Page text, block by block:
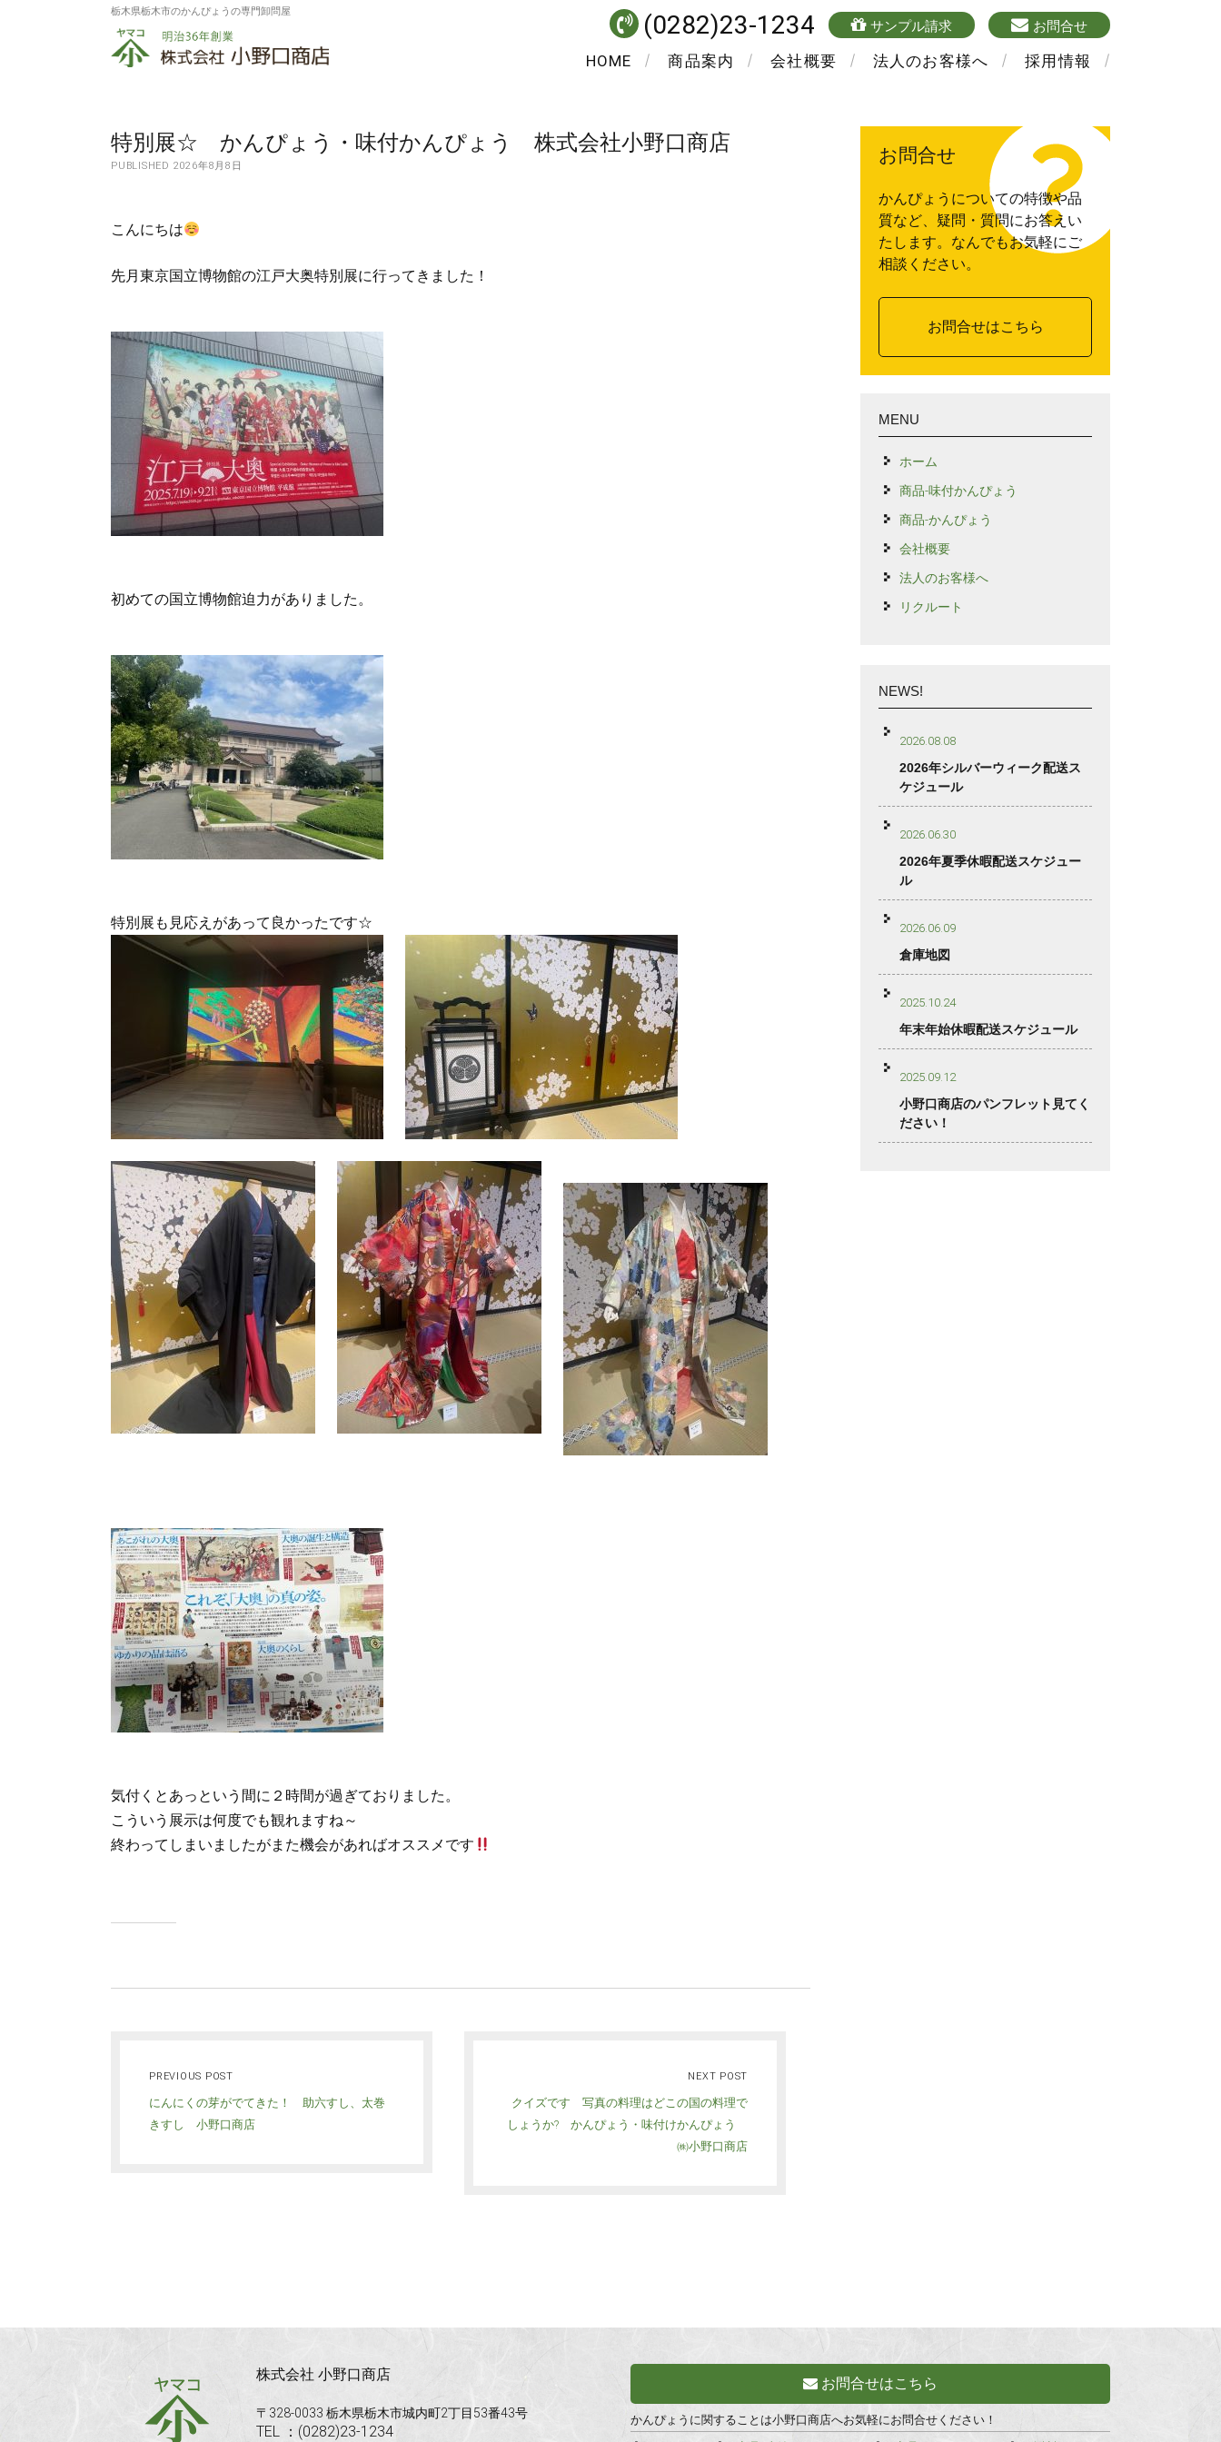
栃木県栃木市のかんぴょうの専門卸問屋
株
社
小
口
商
HOME 商品案内 会社概要 法人のお客様へ 採用情報
(0282)23-1234 sample
サンプル請求 mailform
お問合せ
特別展☆ かんぴょう・味付かんぴょう 株式会社小野口商店
PUBLISHED 2026年8月8日
こんにちは
先月東京国立博物館の江戸大奥特別展に行ってきました！
初めての国立博物館迫力がありました。
特別展も見応えがあって良かったです☆
気付くとあっという間に２時間が過ぎておりました。
こういう展示は何度でも観れますね～
終わってしまいましたがまた機会があればオススメです
PREVIOUS POST
にんにくの芽がでてきた！ 助六すし、太巻
きすし 小野口商店
NEXT POST
クイズです 写真の料理はどこの国の料理で
しょうか? かんぴょう・味付けかんぴょう
㈱小野口商店
お問合せ
かんぴょうについての特徴や品
質など、疑問・質問にお答えい
たします。なんでもお気軽にご
相談ください。
お問合せはこちら
MENU
ホーム
商品-味付かんぴょう
商品-かんぴょう
会社概要
法人のお客様へ
リクルート
NEWS!
2026.08.08
2026年シルバーウィーク配送ス
ケジュール
2026.06.30
2026年夏季休暇配送スケジュー
ル
2026.06.09
倉庫地図
2025.10.24
年末年始休暇配送スケジュール
2025.09.12
小野口商店のパンフレット見てく
ださい！
株式会社 小野口商店
〒328-0033 栃木県栃木市城内町2丁目53番43号
TEL ：(0282)23-1234
お問合せはこちら
かんぴょうに関することは小野口商店へお気軽にお問合せください！